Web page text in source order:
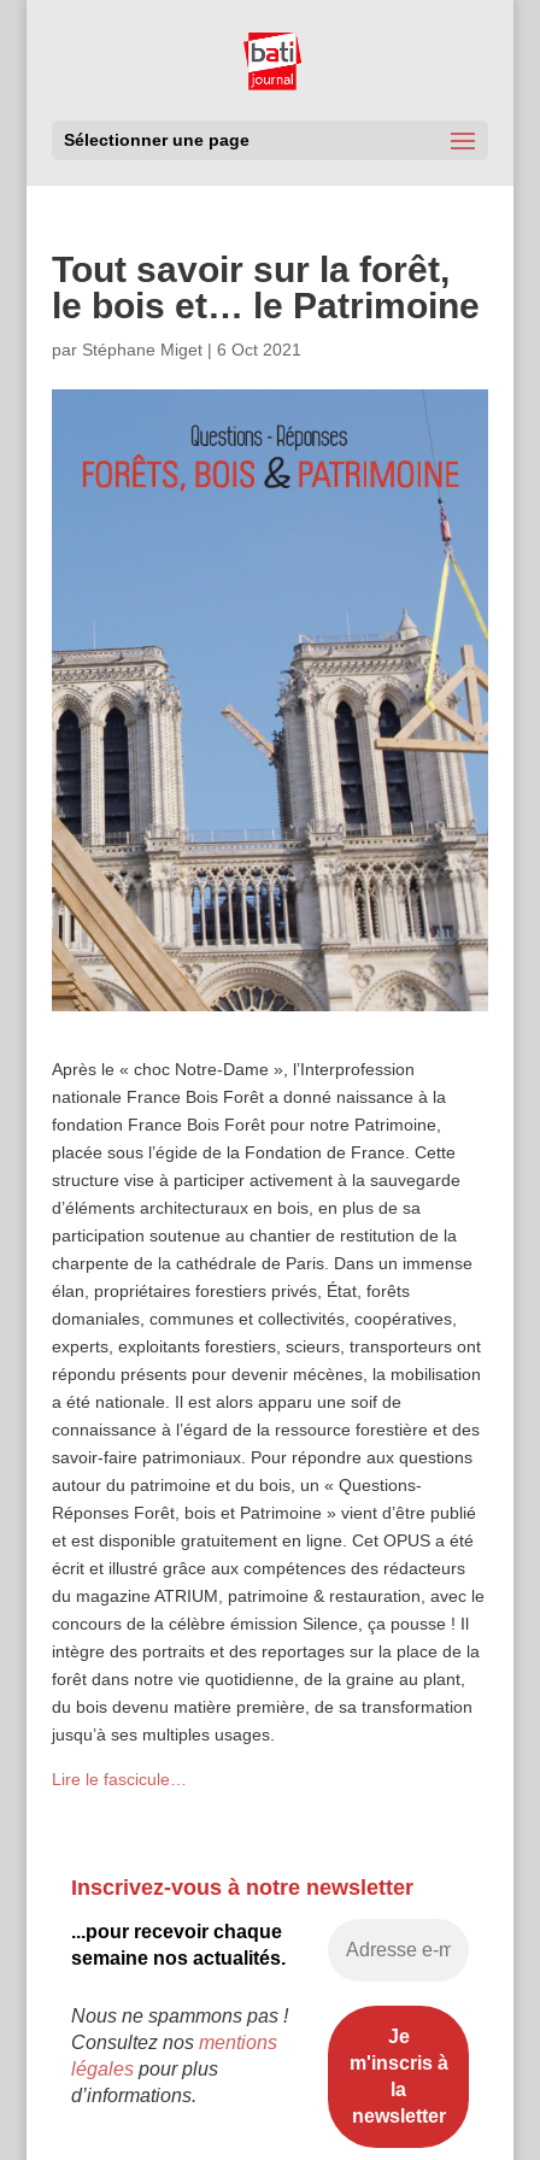
Sélectionner une page
Tout savoir sur la forêt,
le bois et… le Patrimoine
par Stéphane Miget| 6 Oct 2021
Après le « choc Notre-Dame », l’Interprofession
nationale France Bois Forêt a donné naissance à la
fondation France Bois Forêt pour notre Patrimoine,
placée sous l’égide de la Fondation de France. Cette
structure vise à participer activement à la sauvegarde
d’éléments architecturaux en bois, en plus de sa
participation soutenue au chantier de restitution de la
charpente de la cathédrale de Paris. Dans un immense
élan, propriétaires forestiers privés, État, forêts
domaniales, communes et collectivités, coopératives,
experts, exploitants forestiers, scieurs, transporteurs ont
répondu présents pour devenir mécènes, la mobilisation
a été nationale. Il est alors apparu une soif de
connaissance à l’égard de la ressource forestière et des
savoir-faire patrimoniaux. Pour répondre aux questions
autour du patrimoine et du bois, un « Questions-
Réponses Forêt, bois et Patrimoine » vient d’être publié
et est disponible gratuitement en ligne. Cet OPUS a été
écrit et illustré grâce aux compétences des rédacteurs
du magazine ATRIUM, patrimoine & restauration, avec le
concours de la célèbre émission Silence, ça pousse ! Il
intègre des portraits et des reportages sur la place de la
forêt dans notre vie quotidienne, de la graine au plant,
du bois devenu matière première, de sa transformation
jusqu’à ses multiples usages.
Lire le fascicule…
Inscrivez-vous à notre newsletter
...pour recevoir chaque
semaine nos actualités.
Nous ne spammons pas !
Consultez nos mentions
légalespour plus
d’informations.